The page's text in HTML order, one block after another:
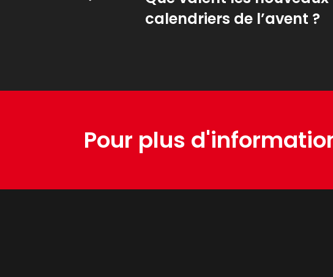
calendriers de l’avent ?
Pour plus